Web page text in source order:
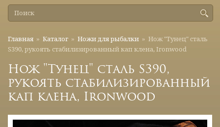
Главная » Каталог » Ножи для рыбалки » Нож "Тунец" сталь
S390, рукоять стабилизированный кап клена, Ironwood
Нож "Тунец" сталь S390,
рукоять стабилизированный
кап клена, Ironwood